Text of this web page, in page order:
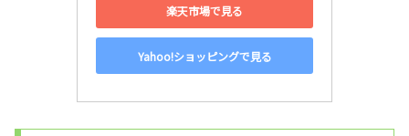
楽天市場で見る
Yahoo!ショッピングで見る